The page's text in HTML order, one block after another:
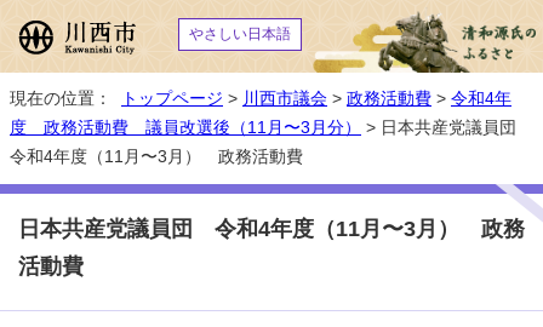
やさしい日本語
現在の位置： トップページ > 川西市議会 > 政務活動費 > 令和4年
度 政務活動費 議員改選後（11月〜3月分）
> 日本共産党議員団
令和4年度（11月〜3月） 政務活動費
日本共産党議員団 令和4年度（11月〜3月） 政務
活動費